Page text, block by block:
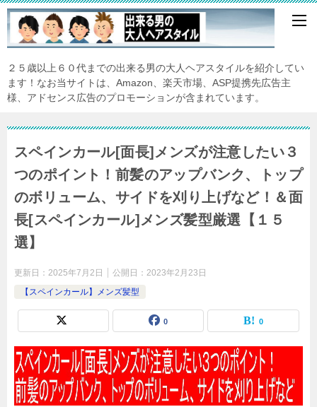
２５歳以上６０代までの出来る男の大人ヘアスタイルを紹介してい
ます！なお当サイトは、Amazon、楽天市場、ASP提携先広告主
様、アドセンス広告のプロモーションが含まれています。
スペインカール[面長]メンズが注意したい３
つのポイント！前髪のアップバンク、トップ
のボリューム、サイドを刈り上げなど！＆面
長[スペインカール]メンズ髪型厳選【１５
選】
更新日： 2025年7月2日 公開日： 2023年2月23日
【スペインカール】メンズ髪型
0 0